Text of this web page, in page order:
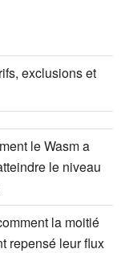
exclusions et
le Wasm a
le niveau
la moitié
repensé leur flux